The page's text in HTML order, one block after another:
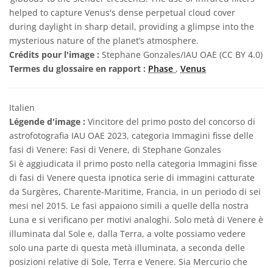
helped to capture Venus's dense perpetual cloud cover
during daylight in sharp detail, providing a glimpse into the
mysterious nature of the planet’s atmosphere.
Crédits pour l'image : Stephane Gonzales/IAU OAE (CC BY 4.0)
Termes du glossaire en rapport : Phase , Venus
Italien
Légende d'image : Vincitore del primo posto del concorso di
astrofotografia IAU OAE 2023, categoria Immagini fisse delle
fasi di Venere: Fasi di Venere, di Stephane Gonzales
Si è aggiudicata il primo posto nella categoria Immagini fisse
di fasi di Venere questa ipnotica serie di immagini catturate
da Surgères, Charente-Maritime, Francia, in un periodo di sei
mesi nel 2015. Le fasi appaiono simili a quelle della nostra
Luna e si verificano per motivi analoghi. Solo metà di Venere è
illuminata dal Sole e, dalla Terra, a volte possiamo vedere
solo una parte di questa metà illuminata, a seconda delle
posizioni relative di Sole, Terra e Venere. Sia Mercurio che